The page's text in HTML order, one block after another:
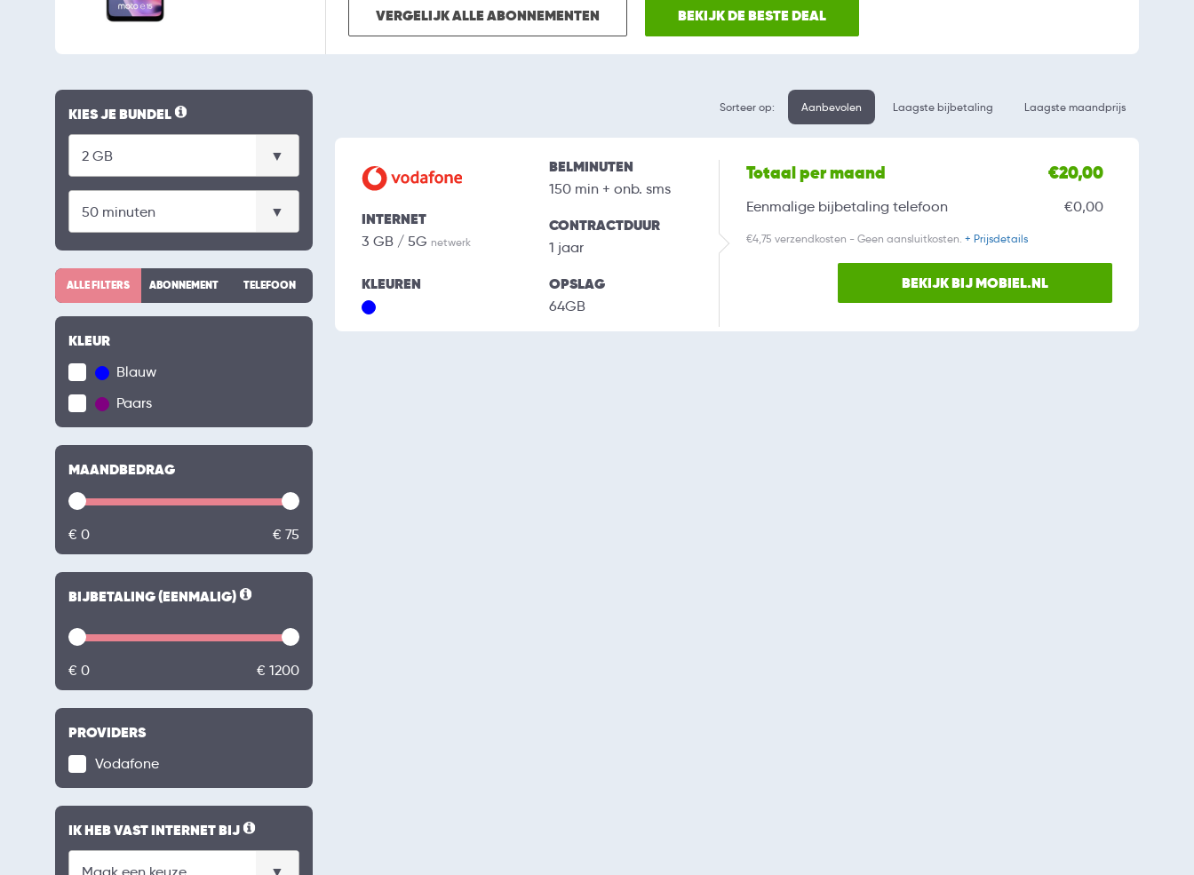
VERGELIJK ALLE ABONNEMENTEN BEKIJK DE BESTE DEAL
KIES JE BUNDEL
ALLE FILTERS ABONNEMENT TELEFOON
KLEUR
Blauw
Paars
MAANDBEDRAG
€ 0 € 75
BIJBETALING (EENMALIG)
€ 0 € 1200
PROVIDERS
Vodafone
IK HEB VAST INTERNET BIJ
Laagste maandprijs
Laagste bijbetaling
Aanbevolen
Sorteer op:
INTERNET
3 GB / 5G netwerk
BELMINUTEN
150 min + onb. sms
CONTRACTDUUR
1 jaar
KLEUREN OPSLAG
64GB
Totaal per maand €20,00
Eenmalige bijbetaling telefoon €0,00
€4,75 verzendkosten - Geen aansluitkosten. + Prijsdetails
BEKIJK BIJ MOBIEL.NL